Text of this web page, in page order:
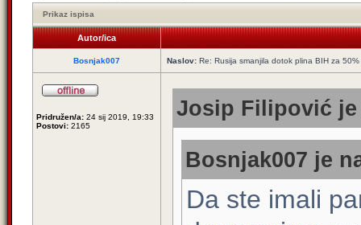
Prikaz ispisa
Autor/ica
Bosnjak007 Naslov: Re: Rusija smanjila dotok plina BIH za 50%
Pridružen/a: 24 sij 2019, 19:33
Postovi: 2165
Josip Filipović
Bosnjak007 je
Da ste imali